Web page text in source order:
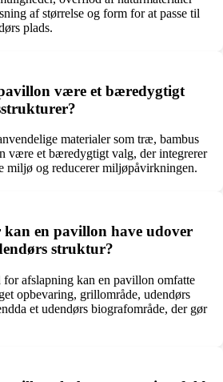
af størrelse og form for at passe til
plads.
være et bæredygtigt
materialer som træ, bambus
være et bæredygtigt valg, der integrerer
miljø og reducerer miljøpåvirkningen.
en pavillon have udover
struktur?
afslapning kan en pavillon omfatte
opbevaring, grillområde, udendørs
et udendørs biografområde, der gør